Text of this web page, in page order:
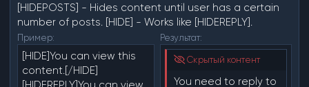
[HIDEPOSTS] - Hides content until user has a certain
number of posts. [HIDE] - Works like [HIDEREPLY].
Пример:
[HIDE]You can view this
content.[/HIDE]
Результат:
Скрытый контент
You need to reply to